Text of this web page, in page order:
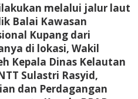
melalui jalur laut
Balai Kawasan
Kupang dari
di lokasi, Wakil
Kepala Dinas Kelautan
Sulastri Rasyid,
dan Perdagangan